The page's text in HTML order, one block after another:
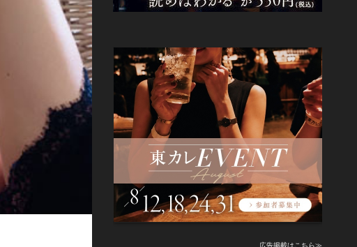
広告掲載はこちら≫